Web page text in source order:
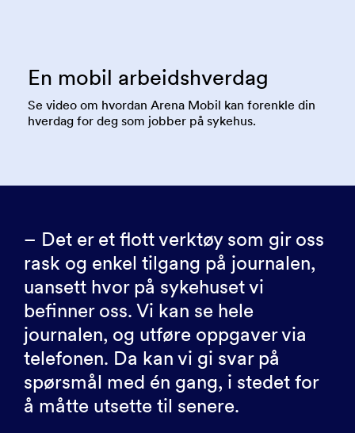
En mobil arbeidshverdag
Se video om hvordan Arena Mobil kan forenkle din
hverdag for deg som jobber på sykehus.
– Det er et flott verktøy som gir oss
rask og enkel tilgang på journalen,
uansett hvor på sykehuset vi
befinner oss. Vi kan se hele
journalen, og utføre oppgaver via
telefonen. Da kan vi gi svar på
spørsmål med én gang, i stedet for
å måtte utsette til senere.